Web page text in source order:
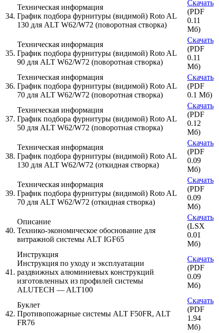
34.
Техническая информация
График подбора фурнитуры (видимой) Roto AL
130 для ALT W62/W72 (поворотная створка)
Скачать
(PDF
0.11
Мб)
35.
Техническая информация
График подбора фурнитуры (видимой) Roto AL
90 для ALT W62/W72 (поворотная створка)
Скачать
(PDF
0.11
Мб)
36.
Техническая информация
График подбора фурнитуры (видимой) Roto AL
70 для ALT W62/W72 (поворотная створка)
Скачать
(PDF
0.1 Мб)
37.
Техническая информация
График подбора фурнитуры (видимой) Roto AL
50 для ALT W62/W72 (поворотная створка)
Скачать
(PDF
0.12
Мб)
38.
Техническая информация
График подбора фурнитуры (видимой) Roto AL
130 для ALT W62/W72 (откидная створка)
Скачать
(PDF
0.09
Мб)
39.
Техническая информация
График подбора фурнитуры (видимой) Roto AL
70 для ALT W62/W72 (откидная створка)
Скачать
(PDF
0.09
Мб)
40.
Описание
Технико-экономическое обоснование для
витражной системы ALT IGF65
Скачать
(LSX
0.01
Мб)
41.
Инструкция
Инструкция по уходу и эксплуатации
раздвижных алюминиевых конструкций
изготовленных из профилей системы
ALUTECH — ALT100
Скачать
(PDF
0.09
Мб)
42.
Буклет
Противопожарные системы ALT F50FR, ALT
FR76
Скачать
(PDF
1.94
Мб)